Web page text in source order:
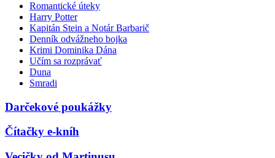
Romantické úteky
Harry Potter
Kapitán Stein a Notár Barbarič
Denník odvážneho bojka
Krimi Dominika Dána
Učím sa rozprávať
Duna
Smradi
Darčekové poukážky
Čítačky e-kníh